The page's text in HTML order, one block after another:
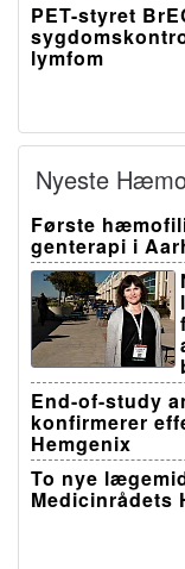
PET-styret
lymfom
Nyeste
Første
genterapi i
End-of-study
konfirmerer
Hemgenix
To nye
Medicinrådets